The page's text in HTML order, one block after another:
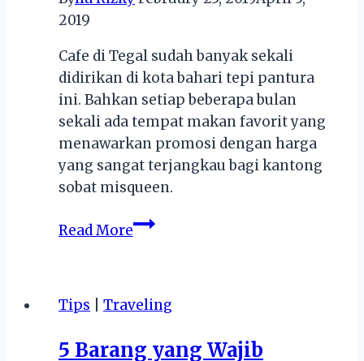
2019
Cafe di Tegal sudah banyak sekali
didirikan di kota bahari tepi pantura
ini. Bahkan setiap beberapa bulan
sekali ada tempat makan favorit yang
menawarkan promosi dengan harga
yang sangat terjangkau bagi kantong
sobat misqueen.
Read More5
Ngehits
Tegal
Tips Traveling
5 Barang yang Wajib